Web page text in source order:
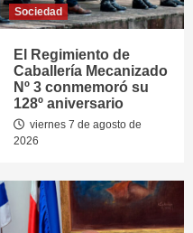
Sociedad
El Regimiento de
Caballería Mecanizado
Nº 3 conmemoró su
128º aniversario
viernes 7 de agosto de
2026